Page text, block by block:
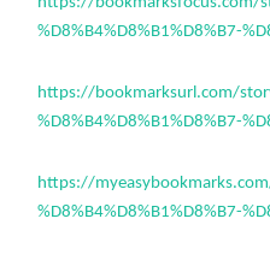
%D8%B4%D8%B1%D8%B7-
https://bookmarksurl.com/
%D8%B4%D8%B1%D8%B7-
https://
%D8%B4%D8%B1%D8%B7-